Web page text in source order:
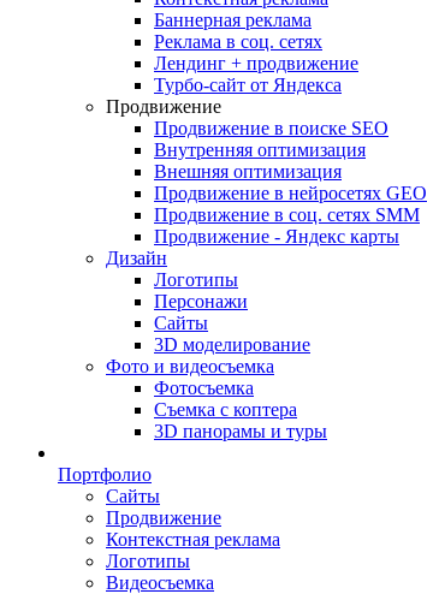
Баннерная реклама
Реклама в соц. сетях
Лендинг + продвижение
Турбо-сайт от Яндекса
Продвижение
Продвижение в поиске SEO
Внутренняя оптимизация
Внешняя оптимизация
Продвижение в нейросетях GEO
Продвижение в соц. сетях SMM
Продвижение - Яндекс карты
Дизайн
Логотипы
Персонажи
Сайты
3D моделирование
Фото и видеосъемка
Фотосъемка
Съемка с коптера
3D панорамы и туры
Портфолио
Сайты
Продвижение
Контекстная реклама
Логотипы
Видеосъемка